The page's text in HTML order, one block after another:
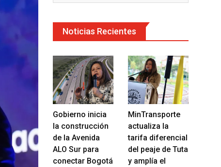
Noticias Recientes
Gobierno inicia
la construcción
de la Avenida
ALO Sur para
conectar Bogotá
MinTransporte
actualiza la
tarifa diferencial
del peaje de Tuta
y amplía el